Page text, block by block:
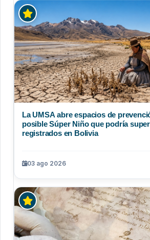
La UMSA abre espacios de
posible Súper Niño que podría
registrados en Bolivia
03 ago 2026